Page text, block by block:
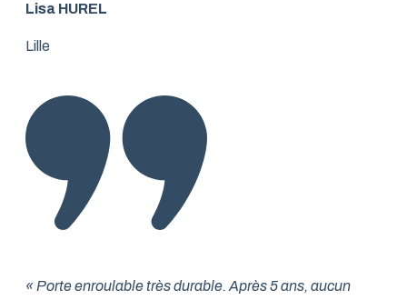
Lisa HUREL
Lille
« Porte enroulable très durable. Après 5 ans, aucun